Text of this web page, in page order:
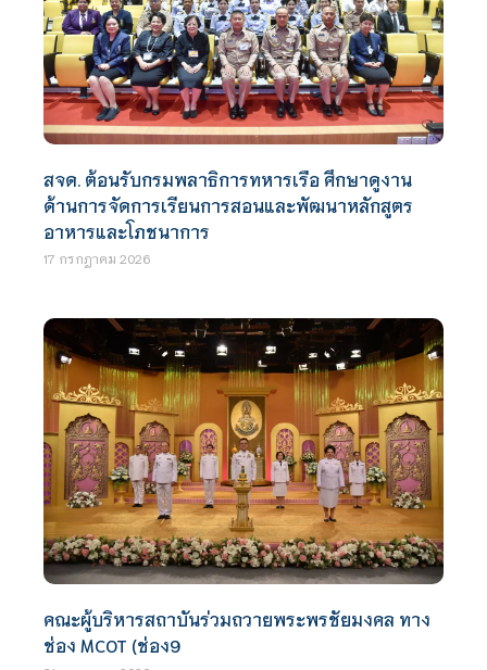
สจด. ต้อนรับกรมพลาธิการทหารเรือ ศึกษาดูงาน
ด้านการจัดการเรียนการสอนและพัฒนาหลักสูตร
อาหารและโภชนาการ
17 กรกฎาคม 2026
คณะผู้บริหารสถาบันร่วมถวายพระพรชัยมงคล ทาง
ช่อง MCOT (ช่อง9